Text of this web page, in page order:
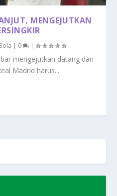
MENGEJUTKAN
| 0 |
mengejutkan datang dari
Madrid harus...